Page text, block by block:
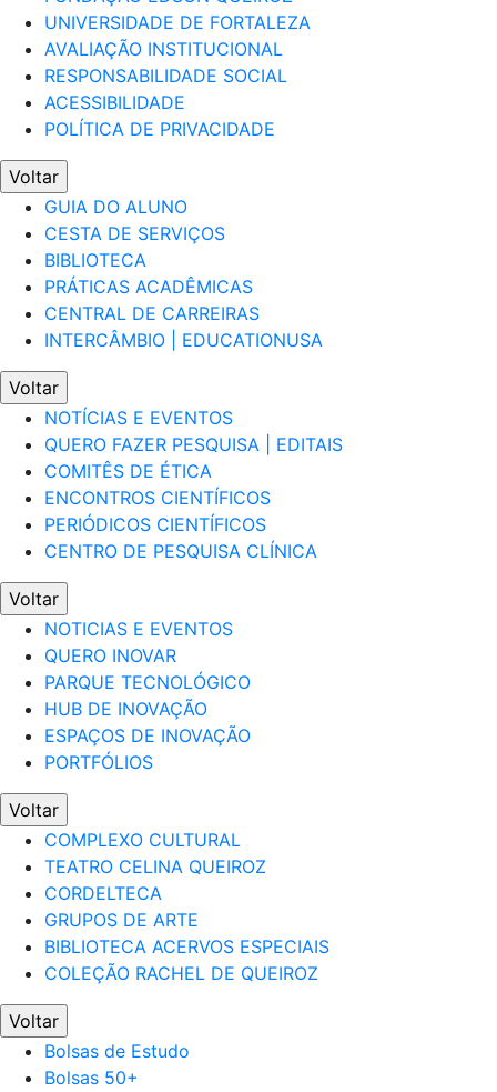
UNIVERSIDADE DE FORTALEZA
AVALIAÇÃO INSTITUCIONAL
RESPONSABILIDADE SOCIAL
ACESSIBILIDADE
POLÍTICA DE PRIVACIDADE
Voltar
GUIA DO ALUNO
CESTA DE SERVIÇOS
BIBLIOTECA
PRÁTICAS ACADÊMICAS
CENTRAL DE CARREIRAS
INTERCÂMBIO | EDUCATIONUSA
Voltar
NOTÍCIAS E EVENTOS
QUERO FAZER PESQUISA | EDITAIS
COMITÊS DE ÉTICA
ENCONTROS CIENTÍFICOS
PERIÓDICOS CIENTÍFICOS
CENTRO DE PESQUISA CLÍNICA
Voltar
NOTICIAS E EVENTOS
QUERO INOVAR
PARQUE TECNOLÓGICO
HUB DE INOVAÇÃO
ESPAÇOS DE INOVAÇÃO
PORTFÓLIOS
Voltar
COMPLEXO CULTURAL
TEATRO CELINA QUEIROZ
CORDELTECA
GRUPOS DE ARTE
BIBLIOTECA ACERVOS ESPECIAIS
COLEÇÃO RACHEL DE QUEIROZ
Voltar
Bolsas de Estudo
Bolsas 50+